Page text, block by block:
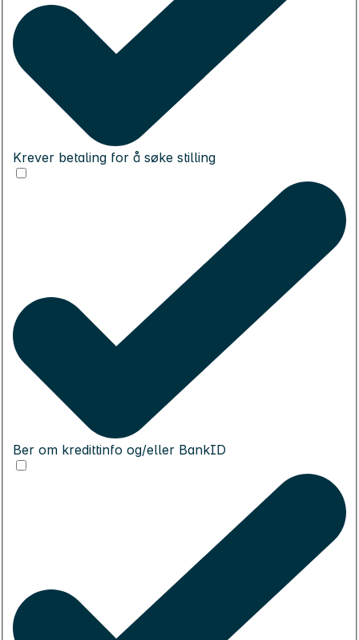
Krever betaling for å søke stilling
Ber om kredittinfo og/eller BankID